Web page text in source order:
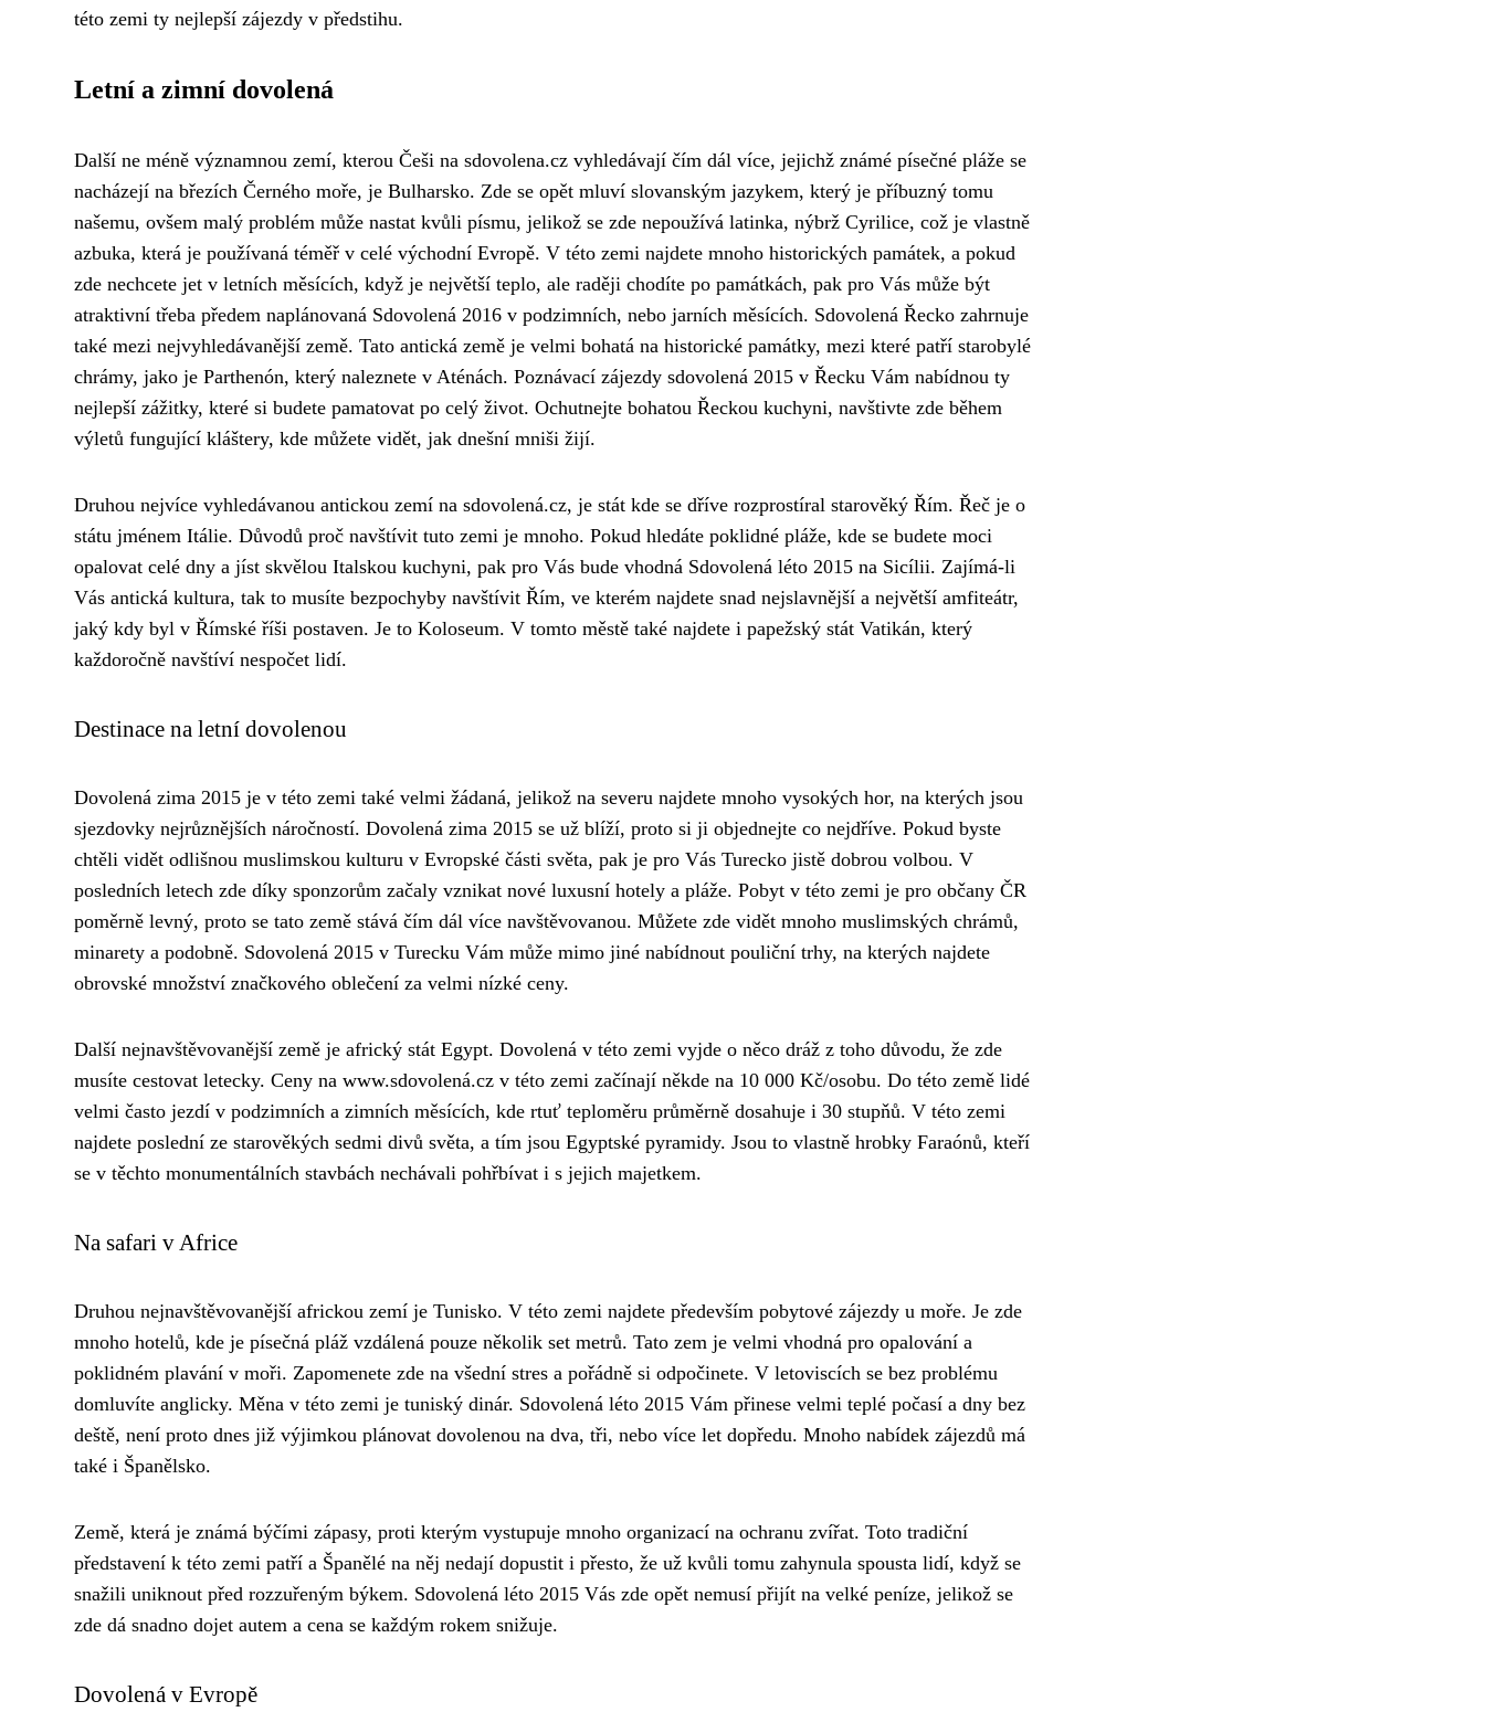
této zemi ty nejlepší zájezdy v předstihu.
Letní a zimní dovolená
Další ne méně významnou zemí, kterou Češi na sdovolena.cz vyhledávají čím dál více, jejichž známé písečné pláže se
nacházejí na březích Černého moře, je Bulharsko. Zde se opět mluví slovanským jazykem, který je příbuzný tomu
našemu, ovšem malý problém může nastat kvůli písmu, jelikož se zde nepoužívá latinka, nýbrž Cyrilice, což je vlastně
azbuka, která je používaná téměř v celé východní Evropě. V této zemi najdete mnoho historických památek, a pokud
zde nechcete jet v letních měsících, když je největší teplo, ale raději chodíte po památkách, pak pro Vás může být
atraktivní třeba předem naplánovaná Sdovolená 2016 v podzimních, nebo jarních měsících. Sdovolená Řecko zahrnuje
také mezi nejvyhledávanější země. Tato antická země je velmi bohatá na historické památky, mezi které patří starobylé
chrámy, jako je Parthenón, který naleznete v Aténách. Poznávací zájezdy sdovolená 2015 v Řecku Vám nabídnou ty
nejlepší zážitky, které si budete pamatovat po celý život. Ochutnejte bohatou Řeckou kuchyni, navštivte zde během
výletů fungující kláštery, kde můžete vidět, jak dnešní mniši žijí.
Druhou nejvíce vyhledávanou antickou zemí na sdovolená.cz, je stát kde se dříve rozprostíral starověký Řím. Řeč je o
státu jménem Itálie. Důvodů proč navštívit tuto zemi je mnoho. Pokud hledáte poklidné pláže, kde se budete moci
opalovat celé dny a jíst skvělou Italskou kuchyni, pak pro Vás bude vhodná Sdovolená léto 2015 na Sicílii. Zajímá-li
Vás antická kultura, tak to musíte bezpochyby navštívit Řím, ve kterém najdete snad nejslavnější a největší amfiteátr,
jaký kdy byl v Římské říši postaven. Je to Koloseum. V tomto městě také najdete i papežský stát Vatikán, který
každoročně navštíví nespočet lidí.
Destinace na letní dovolenou
Dovolená zima 2015 je v této zemi také velmi žádaná, jelikož na severu najdete mnoho vysokých hor, na kterých jsou
sjezdovky nejrůznějších náročností. Dovolená zima 2015 se už blíží, proto si ji objednejte co nejdříve. Pokud byste
chtěli vidět odlišnou muslimskou kulturu v Evropské části světa, pak je pro Vás Turecko jistě dobrou volbou. V
posledních letech zde díky sponzorům začaly vznikat nové luxusní hotely a pláže. Pobyt v této zemi je pro občany ČR
poměrně levný, proto se tato země stává čím dál více navštěvovanou. Můžete zde vidět mnoho muslimských chrámů,
minarety a podobně. Sdovolená 2015 v Turecku Vám může mimo jiné nabídnout pouliční trhy, na kterých najdete
obrovské množství značkového oblečení za velmi nízké ceny.
Další nejnavštěvovanější země je africký stát Egypt. Dovolená v této zemi vyjde o něco dráž z toho důvodu, že zde
musíte cestovat letecky. Ceny na www.sdovolená.cz v této zemi začínají někde na 10 000 Kč/osobu. Do této země lidé
velmi často jezdí v podzimních a zimních měsících, kde rtuť teploměru průměrně dosahuje i 30 stupňů. V této zemi
najdete poslední ze starověkých sedmi divů světa, a tím jsou Egyptské pyramidy. Jsou to vlastně hrobky Faraónů, kteří
se v těchto monumentálních stavbách nechávali pohřbívat i s jejich majetkem.
Na safari v Africe
Druhou nejnavštěvovanější africkou zemí je Tunisko. V této zemi najdete především pobytové zájezdy u moře. Je zde
mnoho hotelů, kde je písečná pláž vzdálená pouze několik set metrů. Tato zem je velmi vhodná pro opalování a
poklidném plavání v moři. Zapomenete zde na všední stres a pořádně si odpočinete. V letoviscích se bez problému
domluvíte anglicky. Měna v této zemi je tuniský dinár. Sdovolená léto 2015 Vám přinese velmi teplé počasí a dny bez
deště, není proto dnes již výjimkou plánovat dovolenou na dva, tři, nebo více let dopředu. Mnoho nabídek zájezdů má
také i Španělsko.
Země, která je známá býčími zápasy, proti kterým vystupuje mnoho organizací na ochranu zvířat. Toto tradiční
představení k této zemi patří a Španělé na něj nedají dopustit i přesto, že už kvůli tomu zahynula spousta lidí, když se
snažili uniknout před rozzuřeným býkem. Sdovolená léto 2015 Vás zde opět nemusí přijít na velké peníze, jelikož se
zde dá snadno dojet autem a cena se každým rokem snižuje.
Dovolená v Evropě